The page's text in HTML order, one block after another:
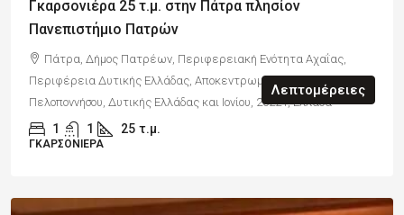
Γκαρσονιέρα 25 τ.μ. στην Πάτρα πλησίον
Πανεπιστήμιο Πατρών
Πάτρα, Δήμος Πατρέων, Περιφερειακή Ενότητα Αχαΐας,
Περιφέρεια Δυτικής Ελλάδας, Αποκεντρωμένη Διοίκηση
Πελοποννήσου, Δυτικής Ελλάδας και Ιονίου, 26221, Ελλάδα
1 1 25 τ.μ.
ΓΚΑΡΣΟΝΙΈΡΑ
Λεπτομέρειες